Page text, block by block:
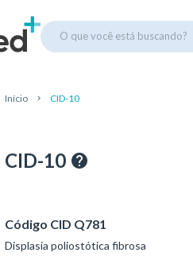
O que você está buscando?
Início CID-10
CID-10
Código CID Q781
Displasia poliostótica fibrosa